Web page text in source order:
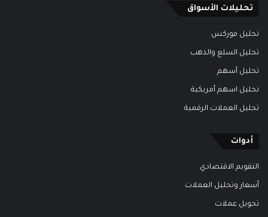
تحليلات الأسواق
تحليل فوركس
تحليل السلع والذهب
تحليل أسهم
تحليل اسهم أمريكية
تحليل العملات الرقمية
أدوات
التقويم الاقتصادي
أسعار وتحليل العملات
تحويل عملات